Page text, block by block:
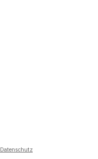
Datenschutz